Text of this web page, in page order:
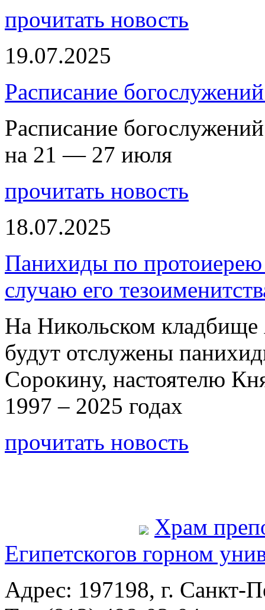
прочитать новость
19.07.2025
Расписание
Расписание
на 21 — 27 июля
прочитать новость
18.07.2025
Панихиды по
случаю его
На Никольском
будут отслужены
Сорокину, настоятелю
1997 – 2025 годах
прочитать новость
Храм
Египетскогов горном
Адрес: 197198, г. Санкт-